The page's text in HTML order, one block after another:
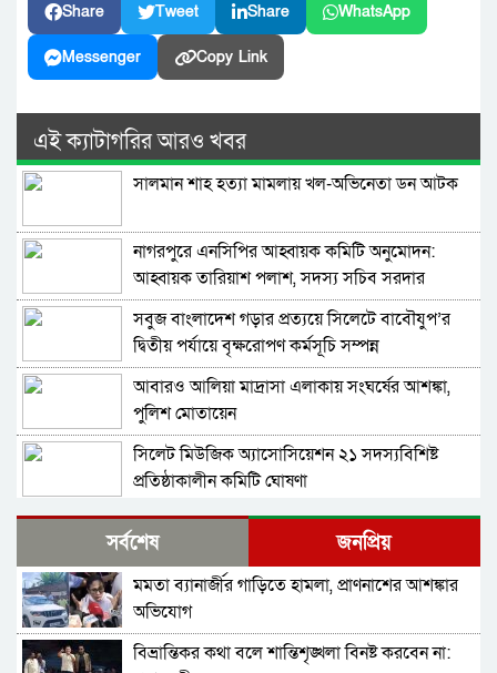
Share Tweet Share WhatsApp
Messenger Copy Link
এই ক্যাটাগরির আরও খবর
সালমান শাহ হত্যা মামলায় খল-অভিনেতা ডন আটক
নাগরপুরে এনসিপির আহ্বায়ক কমিটি অনুমোদন:
আহ্বায়ক তারিয়াশ পলাশ, সদস্য সচিব সরদার
আশরাফ
সবুজ বাংলাদেশ গড়ার প্রত্যয়ে সিলেটে বাবৌযুপ’র
দ্বিতীয় পর্যায়ে বৃক্ষরোপণ কর্মসূচি সম্পন্ন
আবারও আলিয়া মাদ্রাসা এলাকায় সংঘর্ষের আশঙ্কা,
পুলিশ মোতায়েন
সিলেট মিউজিক অ্যাসোসিয়েশন ২১ সদস্যবিশিষ্ট
প্রতিষ্ঠাকালীন কমিটি ঘোষণা
বাঘা পৌরসভায় রাস্তা ও ড্রেনের কাজের ভিত্তিপ্রস্তর
স্থাপন করলেন-এমপি চাঁদ
নিরাপত্তার নিশ্চয়তা পেলে ‘দেশে ফিরতে প্রস্তুত’ সাকিব,
বিচারের মুখোমুখি হতেও ভয় নেই
চট্টগ্রামে সাবেক শিক্ষামন্ত্রী নওফেলের বাসভবনে আগুন
সর্বশেষ জনপ্রিয়
মমতা ব্যানার্জীর গাড়িতে হামলা, প্রাণনাশের আশঙ্কার
অভিযোগ
বিভ্রান্তিকর কথা বলে শান্তিশৃঙ্খলা বিনষ্ট করবেন না: